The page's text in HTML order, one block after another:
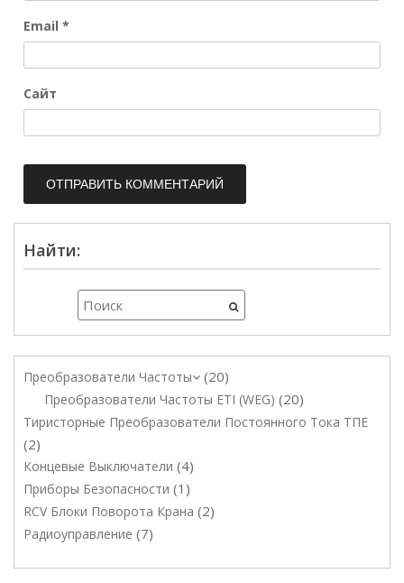
Email *
Сайт
Найти:
Преобразователи Частоты 20
Преобразователи Частоты ETI (WEG) 20
Тиристорные Преобразователи Постоянного Тока ТПЕ
2
Концевые Выключатели 4
Приборы Безопасности 1
RCV Блоки Поворота Крана 2
Радиоуправление 7